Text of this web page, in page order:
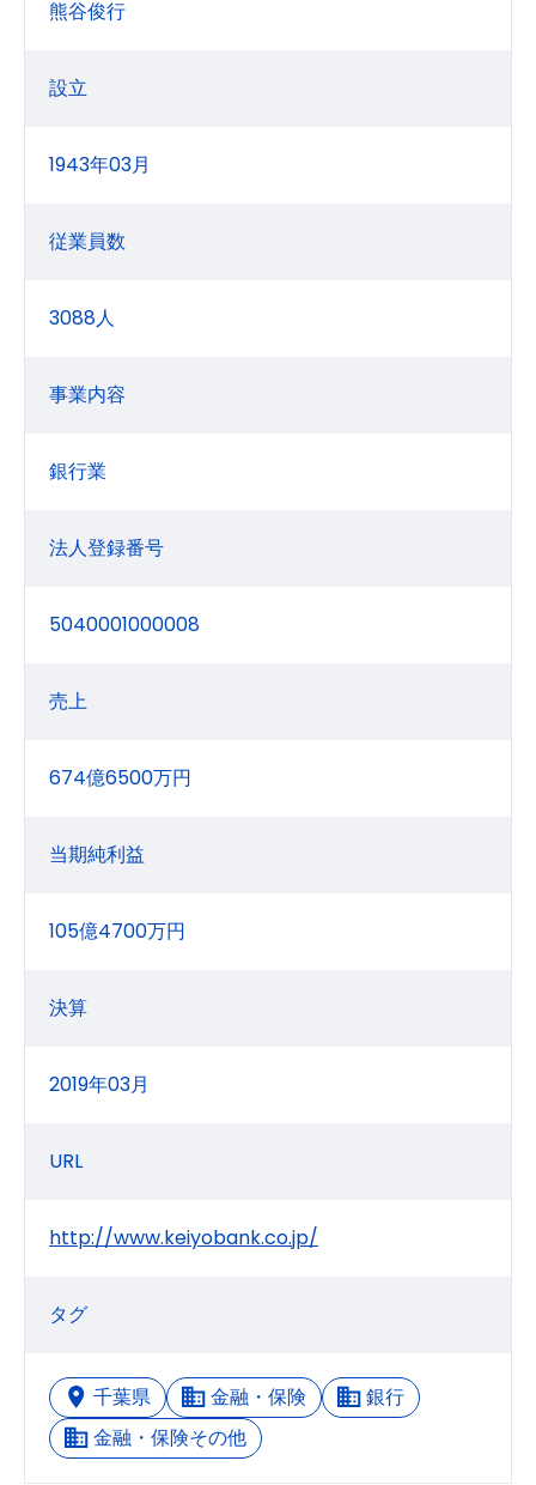
熊谷俊行
設立
1943年03月
従業員数
3088人
事業内容
銀行業
法人登録番号
5040001000008
売上
674億6500万円
当期純利益
105億4700万円
決算
2019年03月
URL
http://www.keiyobank.co.jp/
タグ
千葉県 金融・保険
銀行
金融・保険その他